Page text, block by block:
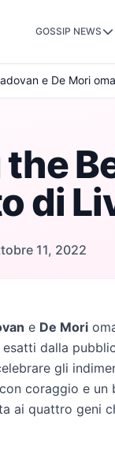
GOSSIP NEWS
e De Mori
di
11, 2022
e De Mori
dalla
gli
coraggio e
ai quattro geni